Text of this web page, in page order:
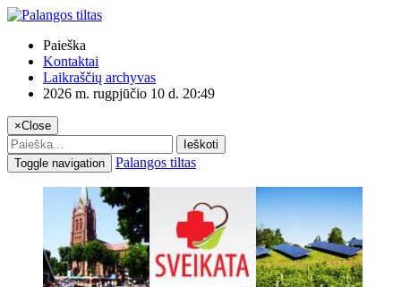
Paieška
Kontaktai
Laikraščių archyvas
2026 m. rugpjūčio 10 d. 20:49
×Close
Ieškoti
Toggle navigation
Palangos tiltas